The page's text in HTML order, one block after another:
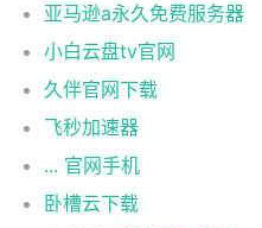
亚马逊a永久免费服务器
小白云盘tv官网
久伴官网下载
飞秒加速器
... 官网手机
卧槽云下载